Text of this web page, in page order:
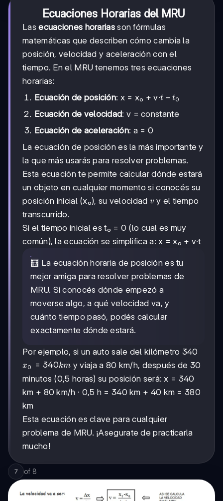
Ecuaciones Horarias del MRU
Lasecuaciones horariasson fórmulas
matemáticas que describen cómo cambia la
posición, velocidad y aceleración con el
tiempo. En el MRU tenemos tres ecuaciones
horarias:
Ecuación de posición: x = x₀ + v·t
t₀
t − t0
Ecuación de velocidad: v = constante
Ecuación de aceleración: a = 0
La ecuación de posición es la más importante y
la que más usarás para resolver problemas.
Esta ecuación te permite calcular dónde estará
un objeto en cualquier momento si conocés su
posición inicial (x₀), su velocidad v
v y el tiempo
transcurrido.
Si el tiempo inicial es t₀ = 0 (lo cual es muy
común), la ecuación se simplifica a: x = x₀ + v·t
🧮 La ecuación horaria de posición es tu
mejor amiga para resolver problemas de
MRU. Si conocés dónde empezó a
moverse algo, a qué velocidad va, y
cuánto tiempo pasó, podés calcular
exactamente dónde estará.
Por ejemplo, si un auto sale del kilómetro 340
x₀
=
340
km
x0 = 340km y viaja a 80 km/h, después de 30
minutos (0,5 horas) su posición será: x = 340
km + 80 km/h · 0,5 h = 340 km + 40 km = 380
km
Esta ecuación es clave para cualquier
problema de MRU. ¡Asegurate de practicarla
mucho!
7 of 8